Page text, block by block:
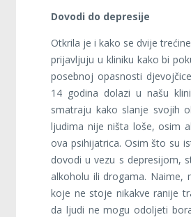
Dovodi do depresije
Otkrila je i kako se dvije
prijavljuju u kliniku kako bi
posebnoj opasnosti
14 godina dolazi u našu
smatraju kako slanje svojih
ljudima nije ništa loše, osim
ova psihijatrica. Osim što su
dovodi u vezu s depresijom,
alkoholu ili drogama.
koje ne stoje nikakve ranije
da ljudi ne mogu odoljeti